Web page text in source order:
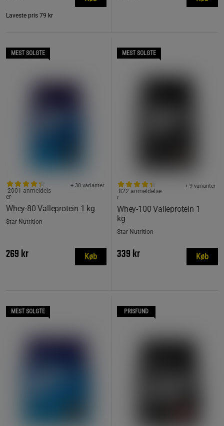
Laveste pris 79 kr
MEST SOLGTE
Whey-80 Valleprotein 1 kg
+ 30 varianter
2001 anmeldels
er
Star Nutrition
269 kr Køb
MEST SOLGTE
Whey-100 Valleprotein 1
kg
+ 9 varianter
822 anmeldelse
r
Star Nutrition
339 kr Køb
MEST SOLGTE PRISFUND